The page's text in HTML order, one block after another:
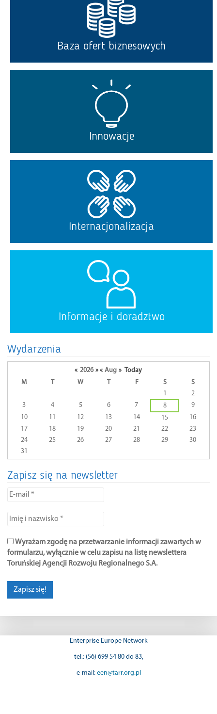
Baza ofert biznesowych
Innowacje
Internacjonalizacja
Informacje i doradztwo
Wydarzenia
calendar
events
« 2026 » « Aug » Today
M
T W T F S
S
1
2
3
4 5 6 7 8
9
10
11 12 13 14 15
16
17
18 19 20 21 22
23
24
25 26 27 28 29
30
31
Zapisz się na newsletter
E-
Imię
nazwisko
*
Wyrażam zgodę na przetwarzanie informacji zawartych w
formularzu, wyłącznie w celu zapisu na listę newslettera
Toruńskiej Agencji Rozwoju Regionalnego S.A.
Enterprise Europe Network
tel.: (56) 699 54 80 do 83,
e-mail: een@tarr.org.pl